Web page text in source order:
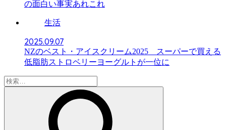
の面白い事実あれこれ
生活
2025.09.07
NZのベスト・アイスクリーム2025 スーパーで買える
低脂肪ストロベリーヨーグルトが一位に
検
索: